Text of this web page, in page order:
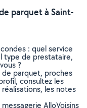
parquet à Saint-
: quel service
type de prestataire,
?
de parquet, proches
consultez les
les notes
AlloVoisins